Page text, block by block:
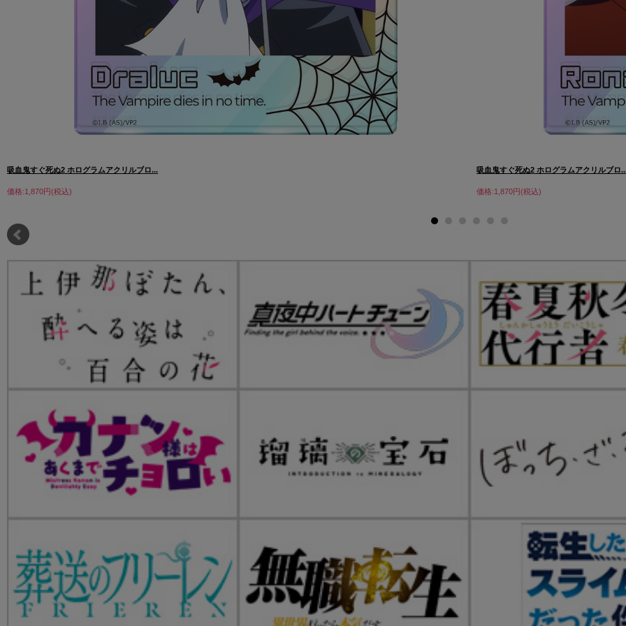
吸血鬼すぐ死ぬ2 ホログラムアクリルブロ...
価格:1,870円(税込)
吸血鬼すぐ死ぬ2 ホログラムアクリルブロ
価格:1,870円(税込)